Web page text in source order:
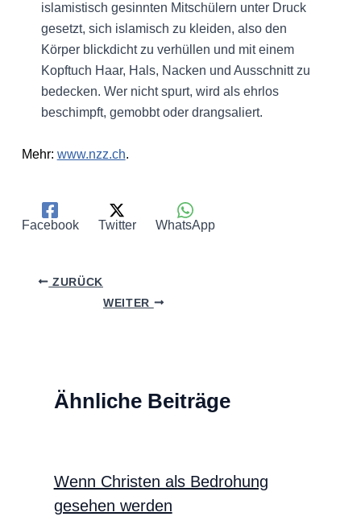
islamistisch gesinnten Mitschülern unter Druck
gesetzt, sich islamisch zu kleiden, also den
Körper blickdicht zu verhüllen und mit einem
Kopftuch Haar, Hals, Nacken und Ausschnitt zu
bedecken. Wer nicht spurt, wird als ehrlos
beschimpft, gemobbt oder drangsaliert.
Mehr: www.nzz.ch.
Facebook Twitter WhatsApp
ZURÜCK
WEITER
Ähnliche Beiträge
Wenn Christen als Bedrohung
gesehen werden